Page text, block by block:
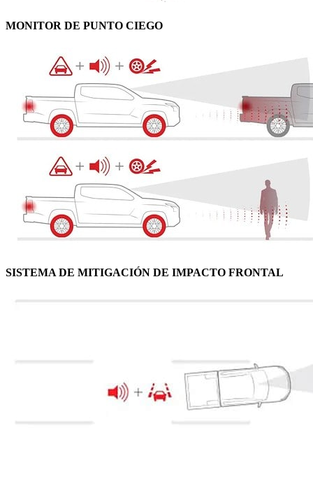
MONITOR DE PUNTO CIEGO
SISTEMA DE MITIGACIÓN DE IMPACTO FRONTAL